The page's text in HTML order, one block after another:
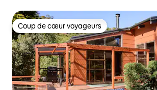
Coup de cœur voyageurs
Coup de cœur voyageurs